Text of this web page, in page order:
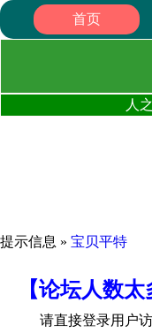
首页
人
提示信息 » 宝贝平特
【论坛人数
请直接登录用户